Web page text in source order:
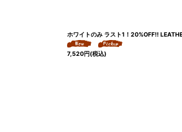
ホワイトのみ ラスト1！20%OFF!!
7,520円(税込)